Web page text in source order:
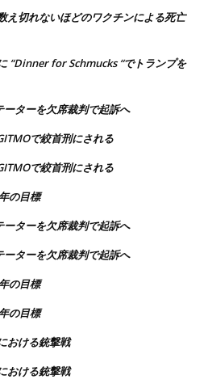
え切れないほどのワクチンによる死亡
“Dinner for Schmucks “でトランプを
ーターを欠席裁判で起訴へ
で絞首刑にされる
で絞首刑にされる
の目標
ーターを欠席裁判で起訴へ
ーターを欠席裁判で起訴へ
の目標
の目標
おける銃撃戦
おける銃撃戦